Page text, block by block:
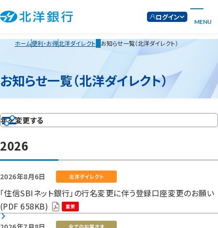
ログイン
MENU
ホーム便利・お得北洋ダイレクト お知らせ一覧（北洋ダイレクト）
お知らせ一覧（北洋ダイレクト）
年を変更する
2026
2026年8月6日
「住信SBIネット銀行」の行名変更に伴う登録口座変更のお願い
(PDF 658KB)